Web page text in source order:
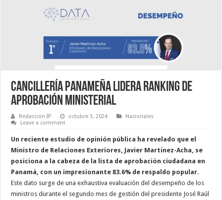
Cancillería panameña lidera ranking de
aprobación ministerial
Redacción IP octubre 3, 2024
Nacionales
Leave a comment
Un reciente estudio de opinión pública ha revelado que el
Ministro de Relaciones Exteriores, Javier Martínez-Acha, se
posiciona a la cabeza de la lista de aprobación ciudadana en
Panamá, con un impresionante 83.6% de respaldo popular.
Este dato surge de una exhaustiva evaluación del desempeño de los
ministros durante el segundo mes de gestión del presidente José Raúl